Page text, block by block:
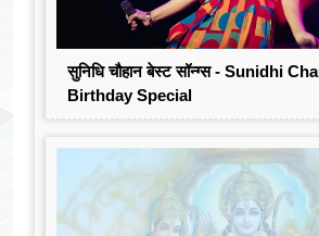
सुनिधि चौहान बेस्ट सॉन्ग्स - Sunidhi
Birthday Special